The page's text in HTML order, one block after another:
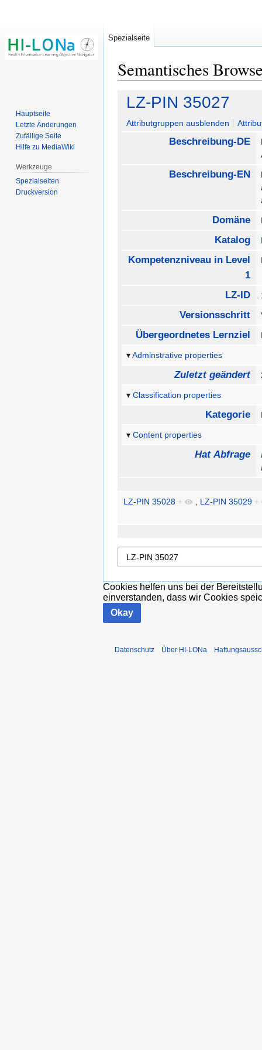
Semantisches
Zur
Navigation
springen
Zur
Suche
springen
LZ-PIN 35027
Attributgruppen ausblenden
Beschreibung-DE
Beschreibung-EN
Domäne
Katalog
Kompetenzniveau in Level
1
LZ-ID
Versionsschritt
Übergeordnetes Lernziel
Adminstrative properties
Zuletzt geändert
Classification properties
Kategorie
Content properties
Hat Abfrage
LZ-PIN 35028 + , LZ-PIN 35029 +
Cookies helfen uns bei der
einverstanden, dass wir Cookies
Okay
Spezialseite
Hauptseite
Letzte Änderungen
Zufällige Seite
Hilfe zu MediaWiki
Werkzeuge
Spezialseiten
Druckversion
Datenschutz Über HI-LONa